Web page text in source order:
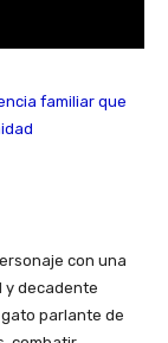
familiar que
con una
y decadente
gato parlante de